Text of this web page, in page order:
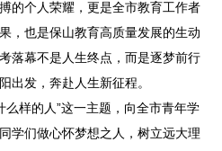
的个人荣耀，更是全市教育工作者
，也是保山教育高质量发展的生动
落幕不是人生终点，而是逐梦前行
出发，奔赴人生新征程。
么样的人”这一主题，向全市青年学
学们做心怀梦想之人，树立远大理